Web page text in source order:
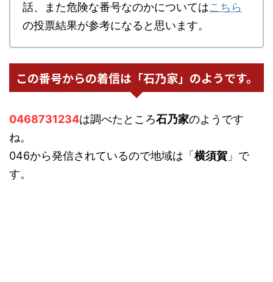
話、また危険な番号なのかについてはこちら
の投票結果が参考になると思います。
この番号からの着信は「石乃家」のようです。
0468731234は調べたところ石乃家のようです
ね。
046から発信されているので地域は「 横須賀 」で
す。